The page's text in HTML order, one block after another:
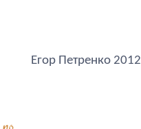
Егор Петренко 2012